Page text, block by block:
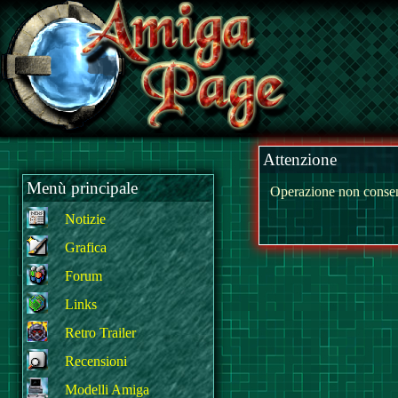
Menù principale
Notizie
Grafica
Forum
Links
Retro Trailer
Recensioni
Modelli Amiga
Attenzione
Operazione non